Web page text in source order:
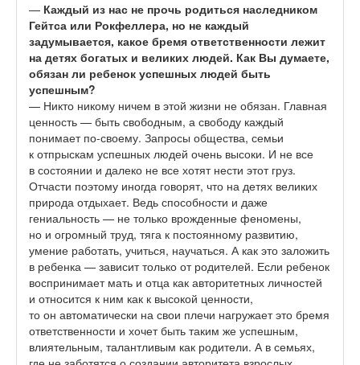
— Каждый из нас не прочь родиться наследником
Гейтса или Рокфеллера, но не каждый
задумывается, какое бремя ответственности лежит
на детях богатых и великих людей. Как Вы думаете,
обязан ли ребенок успешных людей быть
успешным?
— Никто никому ничем в этой жизни не обязан. Главная
ценность — быть свободным, а свободу каждый
понимает по-своему. Запросы общества, семьи
к отпрыскам успешных людей очень высоки. И не все
в состоянии и далеко не все хотят нести этот груз.
Отчасти поэтому иногда говорят, что на детях великих
природа отдыхает. Ведь способности и даже
гениальность — не только врожденные феномены,
но и огромный труд, тяга к постоянному развитию,
умение работать, учиться, научаться. А как это заложить
в ребенка — зависит только от родителей. Если ребенок
воспринимает мать и отца как авторитетных личностей
и относится к ним как к высокой ценности,
то он автоматически на свои плечи нагружает это бремя
ответственности и хочет быть таким же успешным,
влиятельным, талантливым как родители. А в семьях,